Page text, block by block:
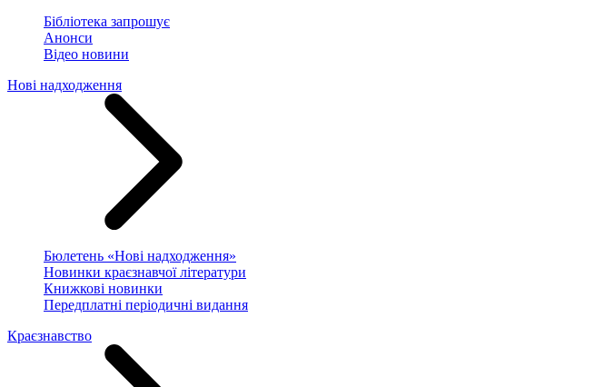
Бібліотека запрошує
Анонси
Відео новини
Нові надходження
Бюлетень «Нові надходження»
Новинки краєзнавчої літератури
Книжкові новинки
Передплатні періодичні видання
Краєзнавство